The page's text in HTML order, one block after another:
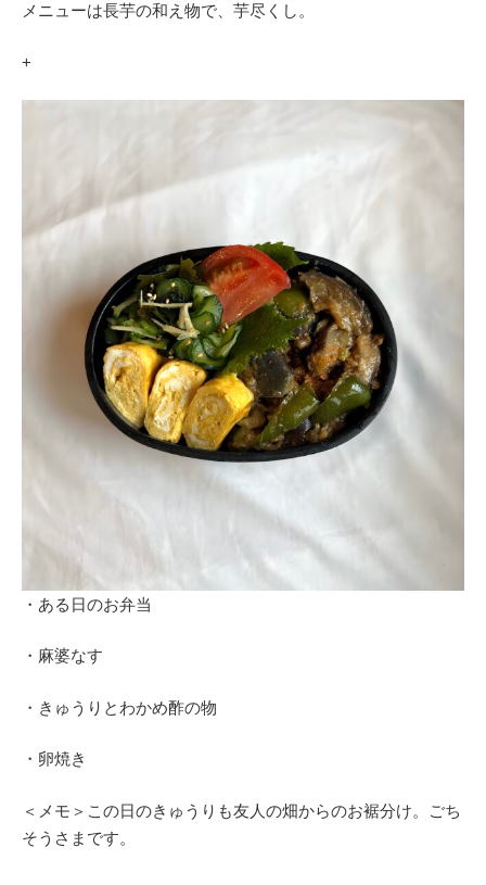
メニューは長芋の和え物で、芋尽くし。
+
・ある日のお弁当
・麻婆なす
・きゅうりとわかめ酢の物
・卵焼き
＜メモ＞この日のきゅうりも友人の畑からのお裾分け。ごち
そうさまです。